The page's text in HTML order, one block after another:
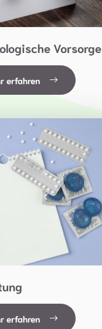
Vorsorge
erfahren
erfahren